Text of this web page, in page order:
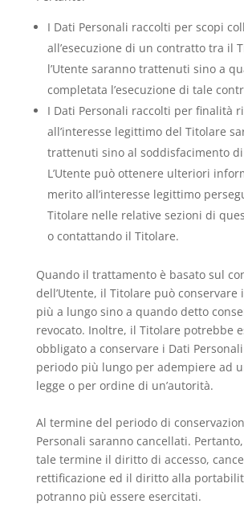
I Dati Personali raccolti per scopi
all’esecuzione di un contratto tra il
l’Utente saranno trattenuti sino a
completata l’esecuzione di tale
I Dati Personali raccolti per finalità
all’interesse legittimo del Titolare
trattenuti sino al soddisfacimento
L’Utente può ottenere ulteriori
merito all’interesse legittimo
Titolare nelle relative sezioni di
o contattando il Titolare.
Quando il trattamento è basato sul
dell’Utente, il Titolare può conservare
più a lungo sino a quando detto
revocato. Inoltre, il Titolare potrebbe
obbligato a conservare i Dati
periodo più lungo per adempiere ad
legge o per ordine di un’autorità.
Al termine del periodo di
Personali saranno cancellati.
tale termine il diritto di accesso,
rettificazione ed il diritto alla
potranno più essere esercitati.